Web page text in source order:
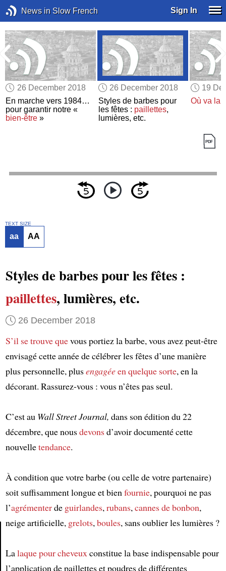
News in Slow French Sign In
26 December 2018
En marche vers 1984…
pour garantir notre «
bien-être »
26 December 2018
Styles de barbes pour
les fêtes : paillettes,
lumières, etc.
19
Où va la
Article
TEXT SIZE
aa AA
Styles de barbes pour les fêtes :
paillettes, lumières, etc.
26 December 2018
S’il se trouve quevous portiez la barbe, vous avez peut-être
envisagé cette année de célébrer les fêtes d’une manière
plus personnelle, plusengagéeen quelque sorte, en la
décorant. Rassurez-vous : vous n’êtes pas seul.
C’est au Wall Street Journal, dans son édition du 22
décembre, que nousdevonsd’avoir documenté cette
nouvelletendance.
À condition que votre barbe (ou celle de votre partenaire)
soit suffisamment longue et bienfournie, pourquoi ne pas
l’agrémenterde guirlandes,rubans,cannes de bonbon,
neige artificielle, grelots,boules, sans oublier les lumières ?
Lalaque pour cheveuxconstitue la base indispensable pour
l’application de paillettes et poudres de différentes